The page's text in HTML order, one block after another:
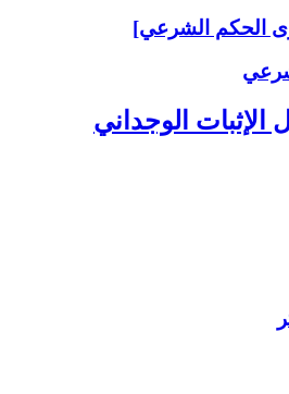
الحكم الشرعي]
الإثبات الوجداني